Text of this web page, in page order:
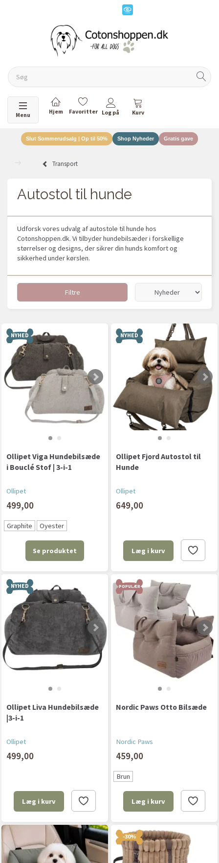
Skifte navigation
Menu
Slut Sommerudsalg | Op til 50% Shop Nyheder Gratis gave
Transport
Autostol til hunde
Udforsk vores udvalg af autostole til hunde hos
Cotonshoppen.dk. Vi tilbyder hundebilsæder i forskellige
størrelser og designs, der sikrer din hunds komfort og
sikkerhed under kørslen.
Filtre
NYHED
Ollipet Viga Hundebilsæde
i Bouclé Stof | 3-i-1
Ollipet
499,00
Graphite Oyester
Se produktet
NYHED
Ollipet Fjord Autostol til
Hunde
Ollipet
649,00
Læg i kurv
NYHED
Ollipet Liva Hundebilsæde
|3-i-1
Ollipet
499,00
Læg i kurv
POPULÆR
Nordic Paws Otto Bilsæde
Nordic Paws
459,00
Brun
Læg i kurv
-30%